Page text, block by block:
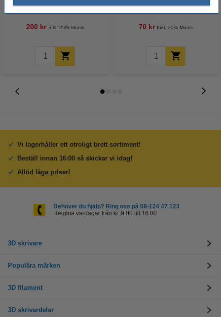
200 kr Inkl. 25% Moms 70 kr Inkl. 25% Moms
Vi lagerhåller ett otroligt brett sortiment!
Beställ innan 16:00 så skickar vi idag!
Alltid låga priser!
Behöver du hjälp? Ring oss på 08-124 47 123
Helgfria vardagar från kl. 9:00 till 16:00
3D skrivare
Populära märken
3D filament
3D skrivardelar